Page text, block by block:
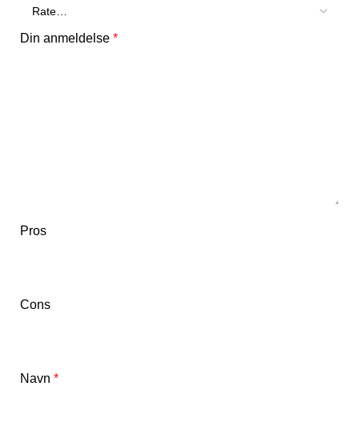
Din anmeldelse *
Pros
Cons
Navn *